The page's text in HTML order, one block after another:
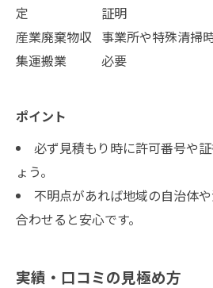
定
証明
産業廃棄物収
集運搬業
事業所や特殊清掃
必要
ポイント
必ず見積もり時に許可番号や
ょう。
不明点があれば地域の自治体
合わせると安心です。
実績・口コミの見極め方